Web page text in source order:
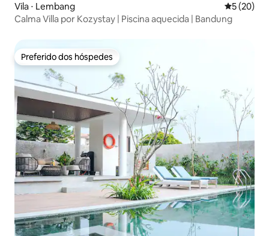
Vila ⋅ Lembang 5 de uma
5 (20)
Calma Villa por Kozystay | Piscina aquecida | Bandung
Preferido dos hóspedes
Preferido dos hóspedes